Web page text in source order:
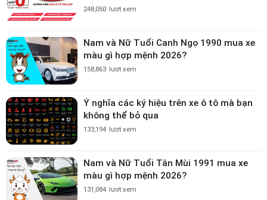
248,050 lượt xem
Nam và Nữ Tuổi Canh Ngọ 1990 mua xe
màu gì hợp mệnh 2026?
158,863 lượt xem
Ý nghĩa các ký hiệu trên xe ô tô mà bạn
không thể bỏ qua
133,194 lượt xem
Nam và Nữ Tuổi Tân Mùi 1991 mua xe
màu gì hợp mệnh 2026?
131,084 lượt xem